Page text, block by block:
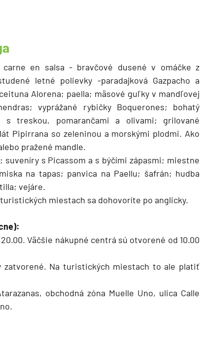
en salsa - bravčové dusené v omáčke z
letné polievky -paradajková Gazpacho a
Alorena; paella; mäsové guľky v mandľovej
vyprážané rybičky Boquerones; bohatý
s treskou, pomarančami a olivami; grilované
Pipirrana so zeleninou a morskými plodmi. Ako
pražené mandle.
suveníry s Picassom a s býčími zápasmi; miestne
na tapas; panvica na Paellu; šafrán; hudba
vejáre.
miestach sa dohovoríte po anglicky.
Väčšie nákupné centrá sú otvorené od 10.00
zatvorené. Na turistických miestach to ale platiť
obchodná zóna Muelle Uno, ulica Calle